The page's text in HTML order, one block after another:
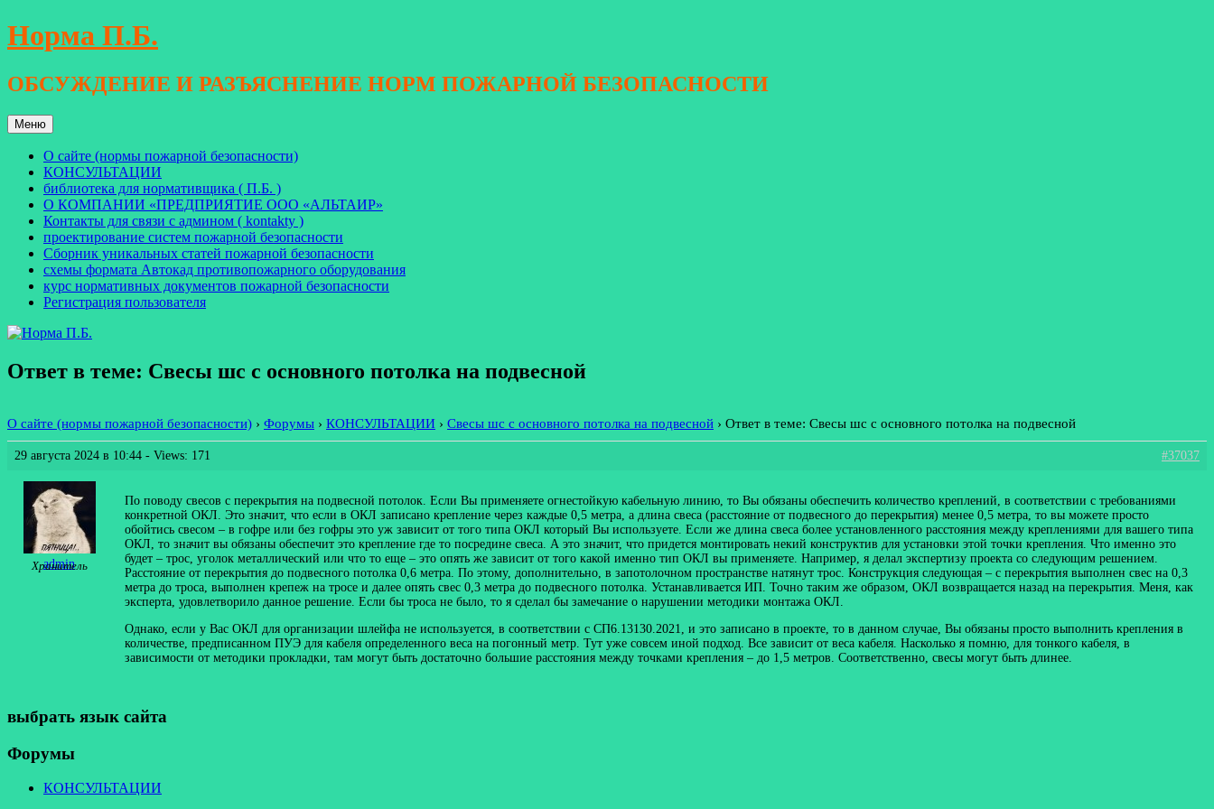
Перейти
к
Норма П.Б.
ОБСУЖДЕНИЕ И РАЗЪЯСНЕНИЕ НОРМ ПОЖАРНОЙ БЕЗОПАСНОСТИ
Меню
О сайте (нормы пожарной безопасности)
КОНСУЛЬТАЦИИ
библиотека для нормативщика ( П.Б. )
О КОМПАНИИ «ПРЕДПРИЯТИЕ ООО «АЛЬТАИР»
Контакты для связи с админом ( kontakty )
проектирование систем пожарной безопасности
Сборник уникальных статей пожарной безопасности
схемы формата Автокад противопожарного оборудования
курс нормативных документов пожарной безопасности
Регистрация пользователя
Ответ в теме: Свесы шс с основного потолка на подвесной
О сайте (нормы пожарной безопасности) › Форумы › КОНСУЛЬТАЦИИ › Свесы шс с основного потолка на подвесной › Ответ в теме: Свесы шс с основного потолка на подвесной
29 августа 2024 в 10:44 - Views: 171 #37037
admin
Хранитель
По поводу свесов с перекрытия на подвесной потолок. Если Вы применяете огнестойкую кабельную линию, то Вы обязаны обеспечить количество креплений, в соответствии с требованиями
конкретной ОКЛ. Это значит, что если в ОКЛ записано крепление через каждые 0,5 метра, а длина свеса (расстояние от подвесного до перекрытия) менее 0,5 метра, то вы можете просто
обойтись свесом – в гофре или без гофры это уж зависит от того типа ОКЛ который Вы используете. Если же длина свеса более установленного расстояния между креплениями для вашего типа
ОКЛ, то значит вы обязаны обеспечит это крепление где то посредине свеса. А это значит, что придется монтировать некий конструктив для установки этой точки крепления. Что именно это
будет – трос, уголок металлический или что то еще – это опять же зависит от того какой именно тип ОКЛ вы применяете. Например, я делал экспертизу проекта со следующим решением.
Расстояние от перекрытия до подвесного потолка 0,6 метра. По этому, дополнительно, в запотолочном пространстве натянут трос. Конструкция следующая – с перекрытия выполнен свес на 0,3
метра до троса, выполнен крепеж на тросе и далее опять свес 0,3 метра до подвесного потолка. Устанавливается ИП. Точно таким же образом, ОКЛ возвращается назад на перекрытия. Меня, как
эксперта, удовлетворило данное решение. Если бы троса не было, то я сделал бы замечание о нарушении методики монтажа ОКЛ.
Однако, если у Вас ОКЛ для организации шлейфа не используется, в соответствии с СП6.13130.2021, и это записано в проекте, то в данном случае, Вы обязаны просто выполнить крепления в
количестве, предписанном ПУЭ для кабеля определенного веса на погонный метр. Тут уже совсем иной подход. Все зависит от веса кабеля. Насколько я помню, для тонкого кабеля, в
зависимости от методики прокладки, там могут быть достаточно большие расстояния между точками крепления – до 1,5 метров. Соответственно, свесы могут быть длинее.
выбрать язык сайта
Форумы
КОНСУЛЬТАЦИИ